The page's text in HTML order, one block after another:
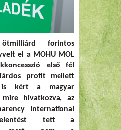
forintos
el a MOHU MOL
első fél
profit mellett
is kért a magyar
hivatkozva, az
International
tett a